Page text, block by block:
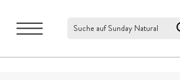
Suche auf Sunday Natural